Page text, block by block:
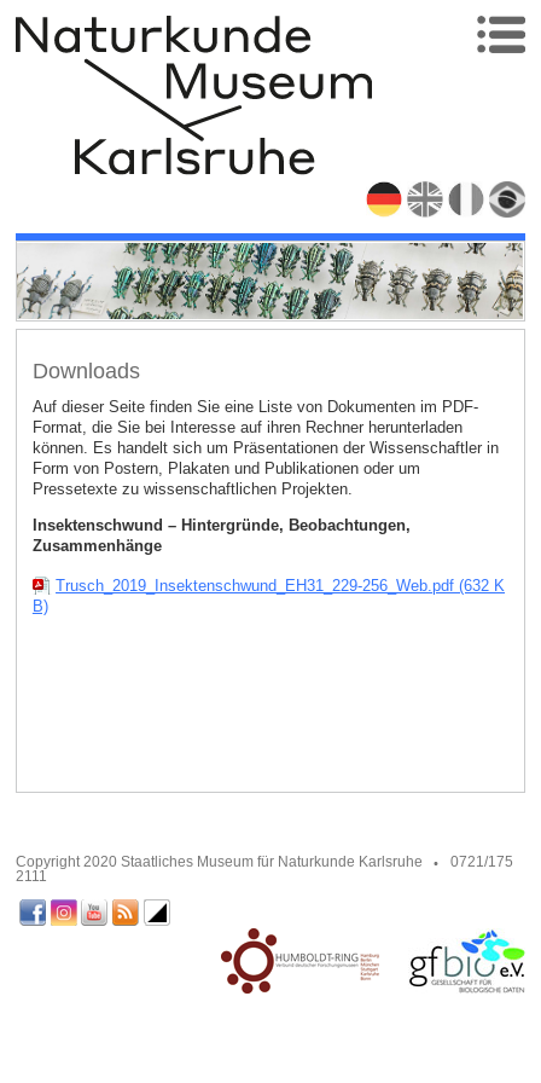
Downloads
Auf dieser Seite finden Sie eine Liste von Dokumenten im PDF-
Format, die Sie bei Interesse auf ihren Rechner herunterladen
können. Es handelt sich um Präsentationen der Wissenschaftler in
Form von Postern, Plakaten und Publikationen oder um
Pressetexte zu wissenschaftlichen Projekten.
Insektenschwund – Hintergründe, Beobachtungen,
Zusammenhänge
Trusch_2019_Insektenschwund_EH31_229-256_Web.pdf (632 K
B)
Copyright 2020 Staatliches Museum für Naturkunde Karlsruhe
0721/175
2111